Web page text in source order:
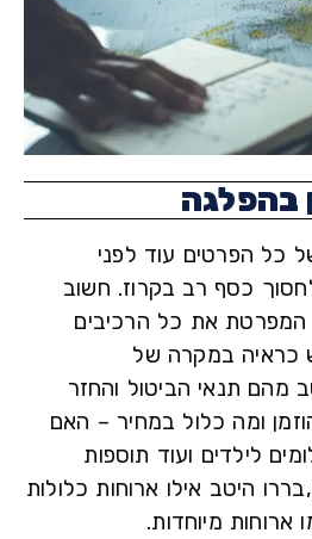
עוד לפני
רב בקרוז. חשוב
את כל הרכיבים
במקרה של
הביטול והחזר
כלול במחיר – האם
ועוד תוספות
אילו ארוחות כלולות
מיוחדות.